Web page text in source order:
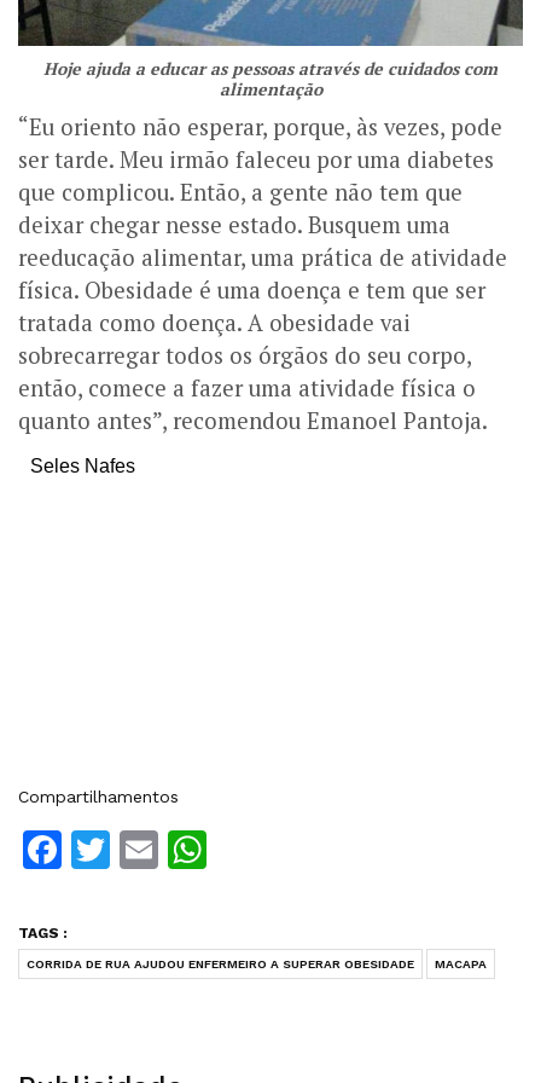
Hoje ajuda a educar as pessoas através de cuidados com
alimentação
“Eu oriento não esperar, porque, às vezes, pode
ser tarde. Meu irmão faleceu por uma diabetes
que complicou. Então, a gente não tem que
deixar chegar nesse estado. Busquem uma
reeducação alimentar, uma prática de atividade
física. Obesidade é uma doença e tem que ser
tratada como doença. A obesidade vai
sobrecarregar todos os órgãos do seu corpo,
então, comece a fazer uma atividade física o
quanto antes”, recomendou Emanoel Pantoja.
Seles Nafes
Compartilhamentos
Facebook
Twitter
Email
TAGS :
CORRIDA DE RUA AJUDOU ENFERMEIRO A SUPERAR OBESIDADE MACAPA